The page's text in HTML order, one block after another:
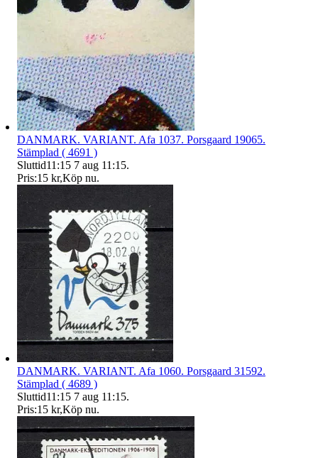
DANMARK. VARIANT. Afa 1037. Porsgaard 19065.
Stämplad ( 4691 )
Sluttid11:15 7 aug 11:15.
Pris:15 kr,Köp nu.
DANMARK. VARIANT. Afa 1060. Porsgaard 31592.
Stämplad ( 4689 )
Sluttid11:15 7 aug 11:15.
Pris:15 kr,Köp nu.